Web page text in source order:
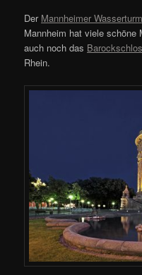
Der Mannheimer Wasserturm
Mannheim hat viele
auch noch das
Rhein.